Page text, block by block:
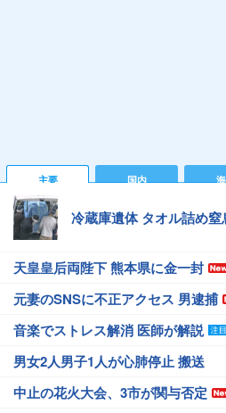
主要 国内
冷蔵庫遺体 タオル詰め窒
天皇皇后両陛下 熊本県に金一封
元妻のSNSに不正アクセス 男逮捕
音楽でストレス解消 医師が解説
男女2人男子1人が心肺停止 搬送
中止の花火大会、3市が関与否定